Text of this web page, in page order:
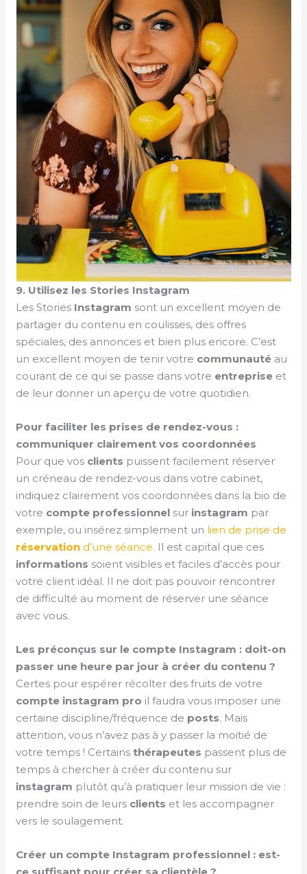
9. Utilisez les Stories Instagram
Les Stories Instagram sont un excellent moyen de
partager du contenu en coulisses, des offres
spéciales, des annonces et bien plus encore. C’est
un excellent moyen de tenir votre communauté au
courant de ce qui se passe dans votre entreprise et
de leur donner un aperçu de votre quotidien.
Pour faciliter les prises de rendez-vous :
communiquer clairement vos coordonnées
Pour que vos clients puissent facilement réserver
un créneau de rendez-vous dans votre cabinet,
indiquez clairement vos coordonnées dans la bio de
votre compte professionnel sur instagram par
exemple, ou insérez simplement un lien de prise de
réservation d’une séance. Il est capital que ces
informations soient visibles et faciles d’accès pour
votre client idéal. Il ne doit pas pouvoir rencontrer
de difficulté au moment de réserver une séance
avec vous.
Les préconçus sur le compte Instagram : doit-on
passer une heure par jour à créer du contenu ?
Certes pour espérer récolter des fruits de votre
compte instagram pro il faudra vous imposer une
certaine discipline/fréquence de posts. Mais
attention, vous n’avez pas à y passer la moitié de
votre temps ! Certainsthérapeutes passent plus de
temps à chercher à créer du contenu sur
instagram plutôt qu’à pratiquer leur mission de vie :
prendre soin de leurs clients et les accompagner
vers le soulagement.
Créer un compte Instagram professionnel : est-